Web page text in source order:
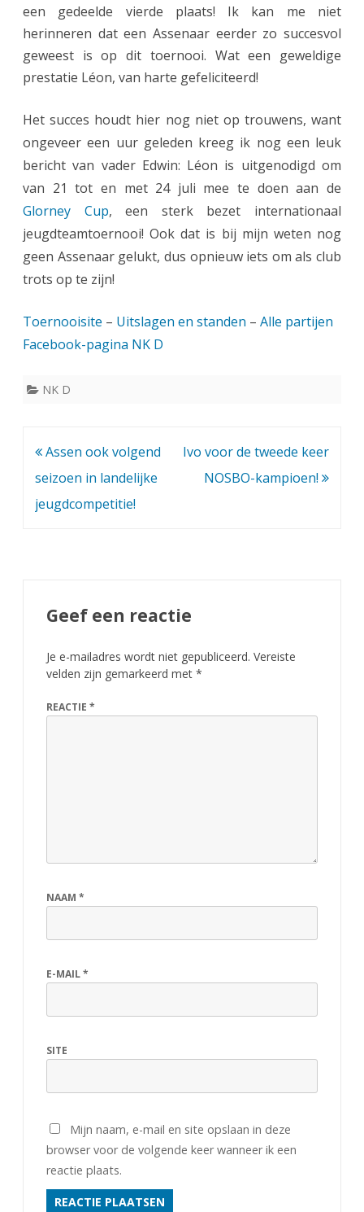
een gedeelde vierde plaats! Ik kan me niet
herinneren dat een Assenaar eerder zo succesvol
geweest is op dit toernooi. Wat een geweldige
prestatie Léon, van harte gefeliciteerd!
Het succes houdt hier nog niet op trouwens, want
ongeveer een uur geleden kreeg ik nog een leuk
bericht van vader Edwin: Léon is uitgenodigd om
van 21 tot en met 24 juli mee te doen aan de
Glorney Cup, een sterk bezet internationaal
jeugdteamtoernooi! Ook dat is bij mijn weten nog
geen Assenaar gelukt, dus opnieuw iets om als club
trots op te zijn!
Toernooisite – Uitslagen en standen – Alle partijen
Facebook-pagina NK D
NK D
Bericht
navigatie
Assen ook volgend
seizoen in landelijke
jeugdcompetitie!
Ivo voor de tweede keer
NOSBO-kampioen!
Geef een reactie
Je e-mailadres wordt niet gepubliceerd. Vereiste
velden zijn gemarkeerd met *
REACTIE *
NAAM *
E-MAIL*
SITE
Mijn naam, e-mail en site opslaan in deze
browser voor de volgende keer wanneer ik een
reactie plaats.